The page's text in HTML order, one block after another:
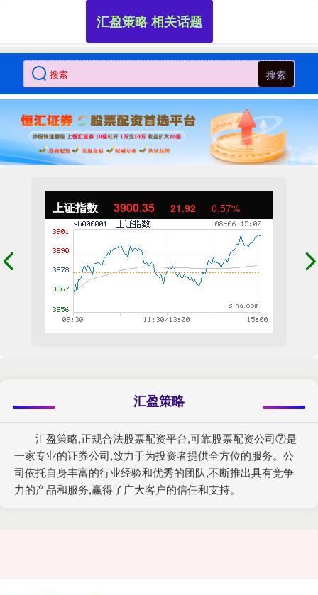
搜索
上证指数 3900.35 21.92 0.57%
汇盈策略
汇盈策略,正规合法股票配资平台,可靠股票配资公司⑦是
一家专业的证券公司,致力于为投资者提供全方位的服务。公
司依托自身丰富的行业经验和优秀的团队,不断推出具有竞争
力的产品和服务,赢得了广大客户的信任和支持。
汇盈策略 相关话题